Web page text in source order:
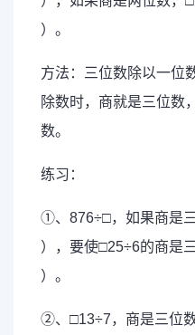
）。
方法：三位数除以一位
除数时，商就是三位数
数。
练习：
①、876÷□，如果商是
），要使□25÷6的商是
）。
②、□13÷7，商是三位